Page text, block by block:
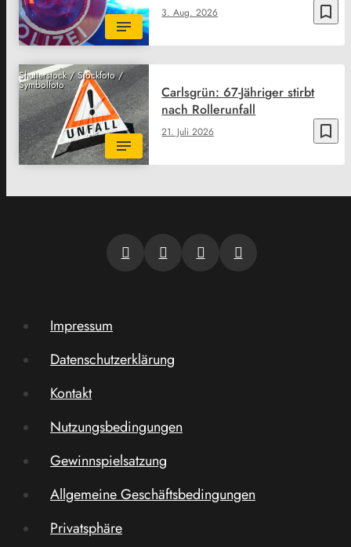
bookmark_border
3. Aug. 2026
Shutterstock / Stockfoto /
Symbolfoto
bookmark_border
21. Juli 2026
Carlsgrün: 67-Jähriger stirbt
nach Rollerunfall
Impressum
Datenschutzerklärung
Kontakt
Nutzungsbedingungen
Gewinnspielsatzung
Allgemeine Geschäftsbedingungen
Privatsphäre